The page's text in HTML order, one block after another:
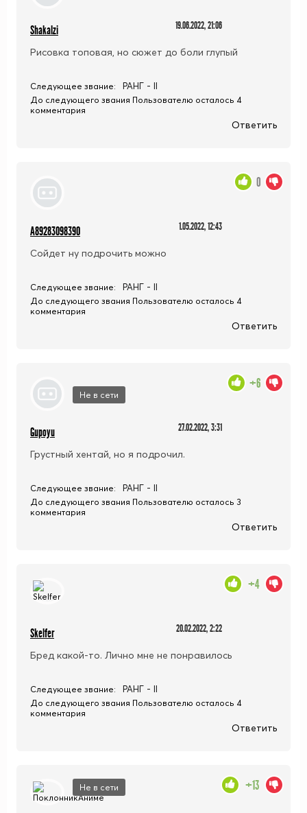
Shakalzi 19.06.2022, 21:06
Рисовка топовая, но сюжет до боли глупый
Следующее звание: РАНГ - II
До следующего звания Пользователю осталось 4
комментария
Ответить
A89283098390 1.05.2022, 12:43
Сойдет ну подрочить можно
0
Следующее звание: РАНГ - II
До следующего звания Пользователю осталось 4
комментария
Ответить
Не в сети
Gupoyu 27.02.2022, 3:31
Грустный хентай, но я подрочил.
+6
Следующее звание: РАНГ - II
До следующего звания Пользователю осталось 3
комментария
Ответить
Skelfer 20.02.2022, 2:22
Бред какой-то. Лично мне не понравилось
+4
Следующее звание: РАНГ - II
До следующего звания Пользователю осталось 4
комментария
Ответить
Не в сети +13